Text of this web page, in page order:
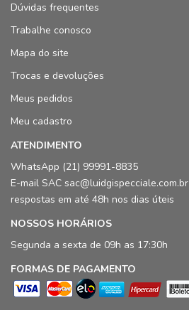
Dúvidas frequentes
Trabalhe conosco
Mapa do site
Trocas e devoluções
Meus pedidos
Meu cadastro
ATENDIMENTO
WhatsApp (21) 99991-8835
E-mail SAC sac@luidgispecciale.com.br
respostas em até 48h nos dias úteis
NOSSOS HORÁRIOS
Segunda a sexta de 09h as 17:30h
FORMAS DE PAGAMENTO